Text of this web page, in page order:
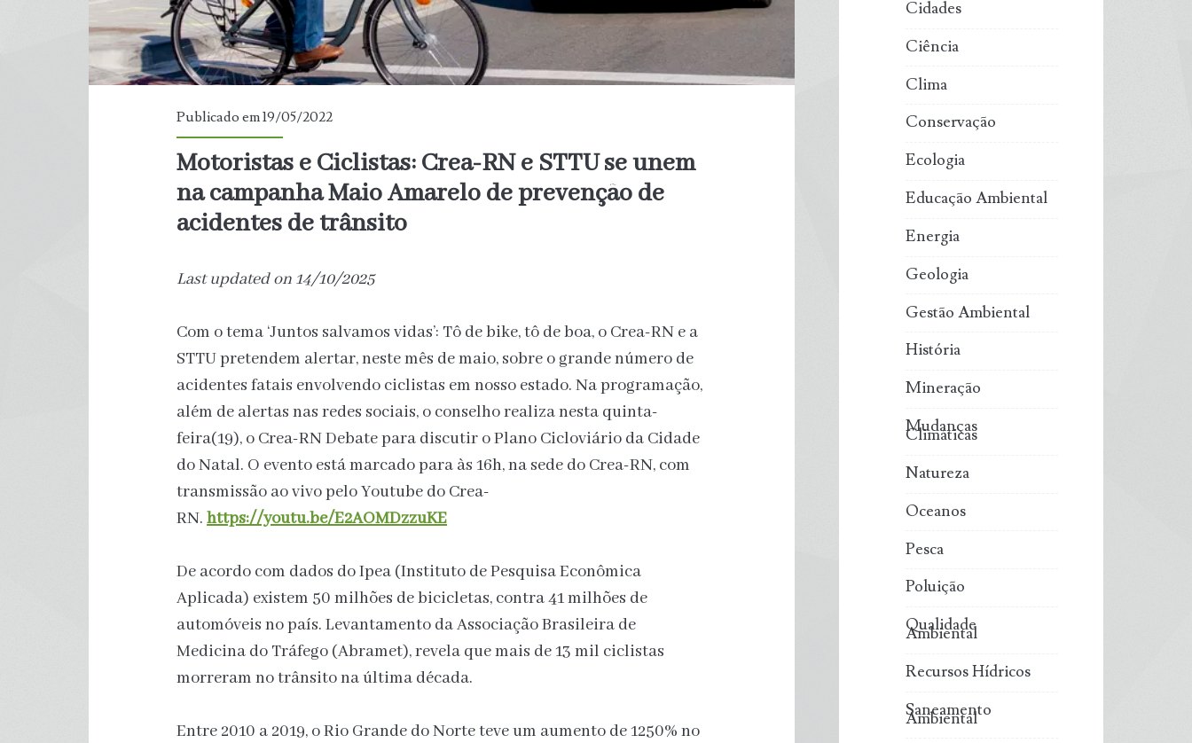
Publicado em 19/05/2022
Motoristas e Ciclistas: Crea-RN e STTU se unem
na campanha Maio Amarelo de prevenção de
acidentes de trânsito
Last updated on 14/10/2025
Com o tema ‘Juntos salvamos vidas’: Tô de bike, tô de boa, o Crea-RN e a
STTU pretendem alertar, neste mês de maio, sobre o grande número de
acidentes fatais envolvendo ciclistas em nosso estado. Na programação,
além de alertas nas redes sociais, o conselho realiza nesta quinta-
feira(19), o Crea-RN Debate para discutir o Plano Cicloviário da Cidade
do Natal. O evento está marcado para às 16h, na sede do Crea-RN, com
transmissão ao vivo pelo Youtube do Crea-
RN.https://youtu.be/E2AOMDzzuKE
De acordo com dados do Ipea (Instituto de Pesquisa Econômica
Aplicada) existem 50 milhões de bicicletas, contra 41 milhões de
automóveis no país. Levantamento da Associação Brasileira de
Medicina do Tráfego (Abramet), revela que mais de 13 mil ciclistas
morreram no trânsito na última década.
Entre 2010 a 2019, o Rio Grande do Norte teve um aumento de 1250% no
Cidades
Ciência
Clima
Conservação
Ecologia
Educação Ambiental
Energia
Geologia
Gestão Ambiental
História
Mineração
Mudanças
Climáticas
Natureza
Oceanos
Pesca
Poluição
Qualidade
Ambiental
Recursos Hídricos
Saneamento
Ambiental